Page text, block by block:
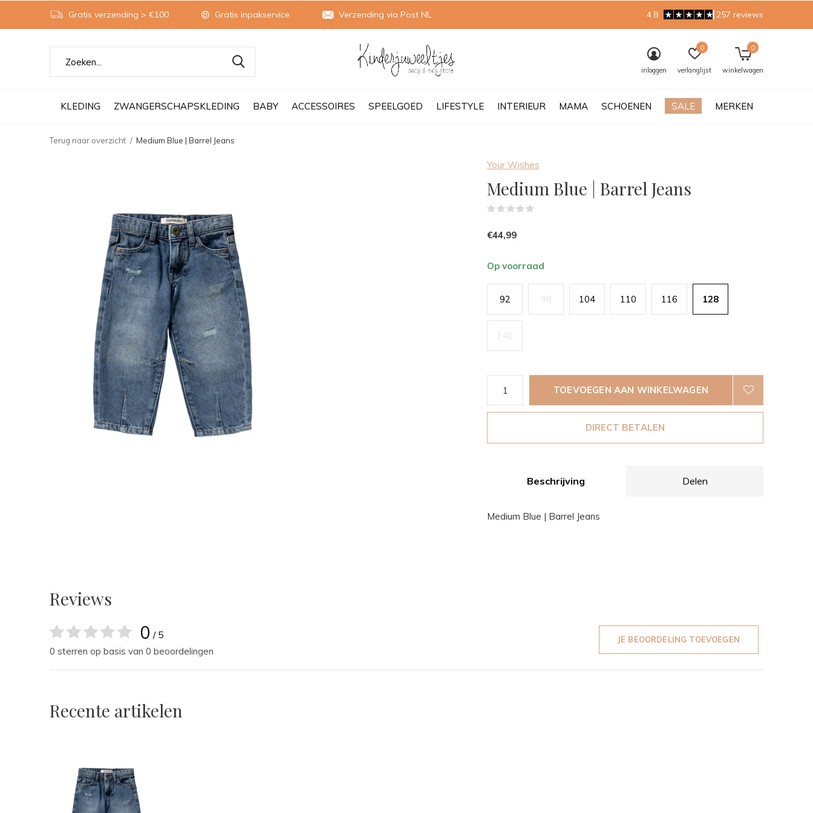
KLEDING ZWANGERSCHAPSKLEDING BABY ACCESSOIRES SPEELGOED LIFESTYLE INTERIEUR MAMA SCHOENEN SALE MERKEN
inloggen verlanglijst
0
winkelwagen
0
Gratis verzending > €100 Gratis inpakservice Verzending via Post NL 4.8 257 reviews
Terug naar overzicht Medium Blue | Barrel Jeans
Your Wishes
Medium Blue | Barrel Jeans
€44,99
Op voorraad
92 98 104 110 116 128
140
TOEVOEGEN AAN WINKELWAGEN
DIRECT BETALEN
Beschrijving Delen
Medium Blue | Barrel Jeans
Reviews
0 / 5
0 sterren op basis van 0 beoordelingen
JE BEOORDELING TOEVOEGEN
Recente artikelen